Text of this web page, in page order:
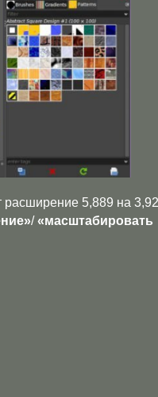
расширение 5,889 на
/«масштабировать